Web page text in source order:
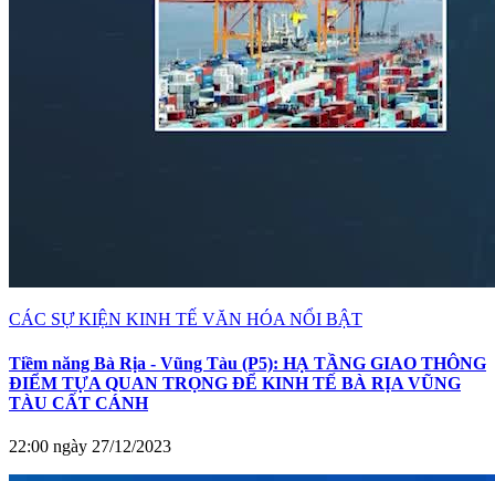
CÁC SỰ KIỆN KINH TẾ VĂN HÓA NỔI BẬT
Tiềm năng Bà Rịa - Vũng Tàu (P5): HẠ TẦNG GIAO THÔNG
ĐIỂM TỰA QUAN TRỌNG ĐỂ KINH TẾ BÀ RỊA VŨNG
TÀU CẤT CÁNH
22:00 ngày 27/12/2023